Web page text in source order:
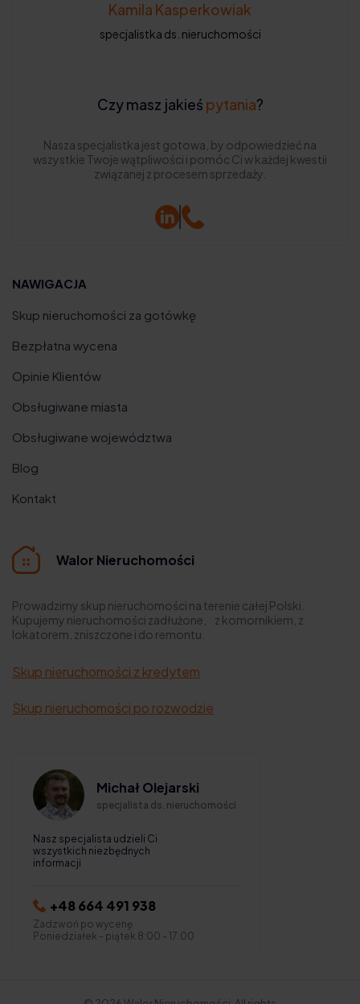
Kamila Kasperkowiak
specjalistka ds. nieruchomości
Czy masz jakieś pytania?
Nasza specjalistka jest gotowa, by odpowiedzieć na
wszystkie Twoje wątpliwości i pomóc Ci w każdej kwestii
związanej z procesem sprzedaży.
Walor Nieruchomości
Prowadzimy skup nieruchomości na terenie całej Polski.
Kupujemy nieruchomości zadłużone, z komornikiem, z
lokatorem, zniszczone i do remontu.
Skup nieruchomości z kredytem
Skup nieruchomości po rozwodzie
NAWIGACJA
Skup nieruchomości za gotówkę
Bezpłatna wycena
Opinie Klientów
Obsługiwane miasta
Obsługiwane województwa
Blog
Kontakt
Michał Olejarski
specjalista ds. nieruchomości
Nasz specjalista udzieli Ci
wszystkich niezbędnych
informacji
+48 664 491 938
Zadzwoń po wycenę
Poniedziałek - piątek 8:00 - 17:00